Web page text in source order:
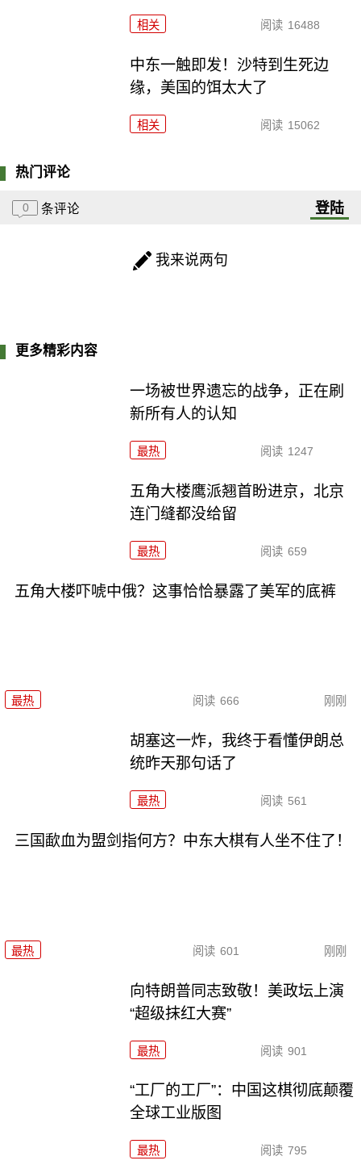
相关 阅读 16488
中东一触即发！沙特到生死边
缘，美国的饵太大了
相关 阅读 15062
热门评论
0 条评论 登陆
我来说两句
更多精彩内容
一场被世界遗忘的战争，正在刷
新所有人的认知
最热 阅读 1247
五角大楼鹰派翘首盼进京，北京
连门缝都没给留
最热 阅读 659
五角大楼吓唬中俄？这事恰恰暴露了美军的底裤
最热 阅读 666 刚刚
胡塞这一炸，我终于看懂伊朗总
统昨天那句话了
最热 阅读 561
三国歃血为盟剑指何方？中东大棋有人坐不住了！
最热 阅读 601 刚刚
向特朗普同志致敬！美政坛上演
“超级抹红大赛”
最热 阅读 901
“工厂的工厂”：中国这棋彻底颠覆
全球工业版图
最热 阅读 795